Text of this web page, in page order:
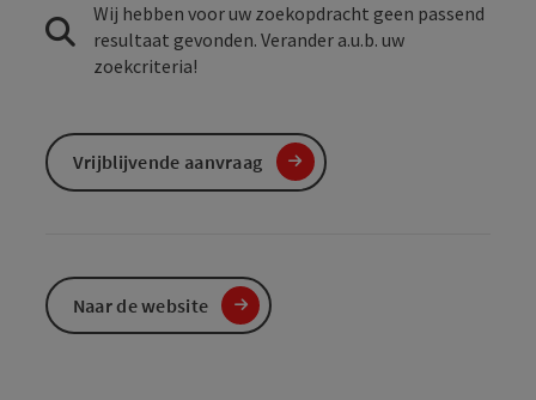
Wij hebben voor uw zoekopdracht geen passend
resultaat gevonden. Verander a.u.b. uw
zoekcriteria!
Vrijblijvende aanvraag
Naar de website